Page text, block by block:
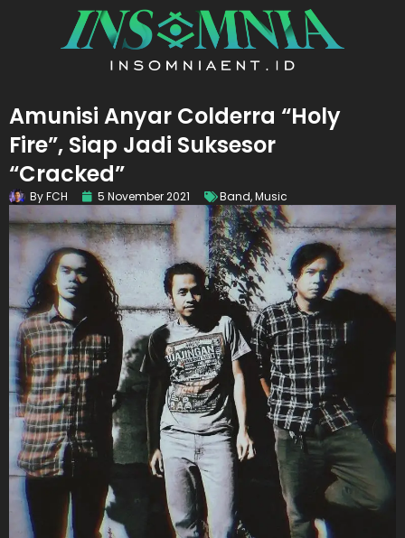
Amunisi Anyar Colderra “Holy
Fire”, Siap Jadi Suksesor
“Cracked”
ByFCH 5 November 2021 Band,Music